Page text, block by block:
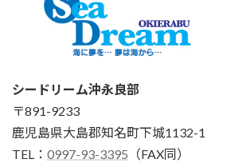
シードリーム沖永良部
〒891-9233
鹿児島県大島郡知名町下城1132-1
TEL： 0997-93-3395 （FAX同）